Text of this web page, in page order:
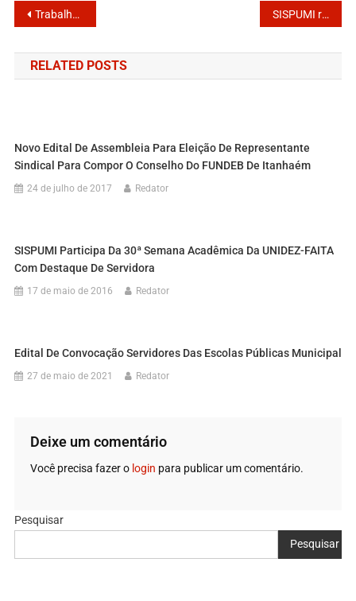
Trabalhando por dias melhores SISPUMI refuta ataques e esclarece fatos
RELATED POSTS
Novo Edital De Assembleia Para Eleição De Representante
Sindical Para Compor O Conselho Do FUNDEB De Itanhaém
24 de julho de 2017 Redator
SISPUMI Participa Da 30ª Semana Acadêmica Da UNIDEZ-FAITA
Com Destaque De Servidora
17 de maio de 2016 Redator
Edital De Convocação Servidores Das Escolas Públicas Municipal
27 de maio de 2021 Redator
Deixe um comentário
Você precisa fazer o login para publicar um comentário.
Pesquisar
Pesquisar